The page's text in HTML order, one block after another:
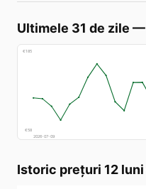
Ultimele 31 de zile —
€185
€58
2026-07-09
Istoric prețuri 12 luni